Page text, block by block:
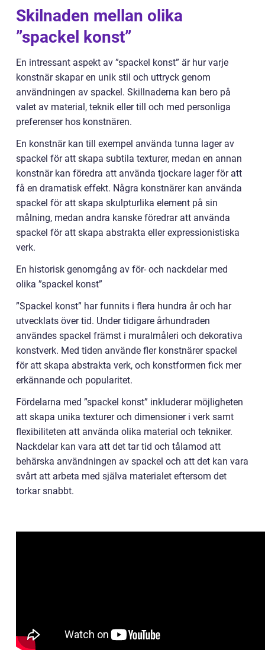
Skilnaden mellan olika
”spackel konst”
En intressant aspekt av ”spackel konst” är hur varje
konstnär skapar en unik stil och uttryck genom
användningen av spackel. Skillnaderna kan bero på
valet av material, teknik eller till och med personliga
preferenser hos konstnären.
En konstnär kan till exempel använda tunna lager av
spackel för att skapa subtila texturer, medan en annan
konstnär kan föredra att använda tjockare lager för att
få en dramatisk effekt. Några konstnärer kan använda
spackel för att skapa skulpturlika element på sin
målning, medan andra kanske föredrar att använda
spackel för att skapa abstrakta eller expressionistiska
verk.
En historisk genomgång av för- och nackdelar med
olika ”spackel konst”
”Spackel konst” har funnits i flera hundra år och har
utvecklats över tid. Under tidigare århundraden
användes spackel främst i muralmåleri och dekorativa
konstverk. Med tiden använde fler konstnärer spackel
för att skapa abstrakta verk, och konstformen fick mer
erkännande och popularitet.
Fördelarna med ”spackel konst” inkluderar möjligheten
att skapa unika texturer och dimensioner i verk samt
flexibiliteten att använda olika material och tekniker.
Nackdelar kan vara att det tar tid och tålamod att
behärska användningen av spackel och att det kan vara
svårt att arbeta med själva materialet eftersom det
torkar snabbt.